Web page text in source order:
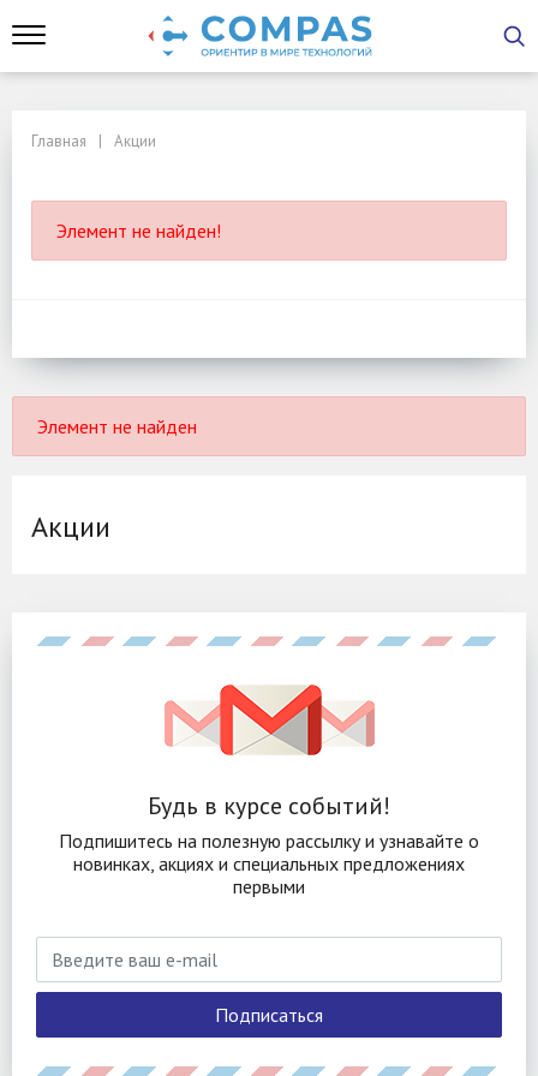
Главная Акции
Элемент не найден!
Элемент не найден
Акции
Будь в курсе событий!
Подпишитесь на полезную рассылку и узнавайте о
новинках, акциях и специальных предложениях
первыми
Подписаться